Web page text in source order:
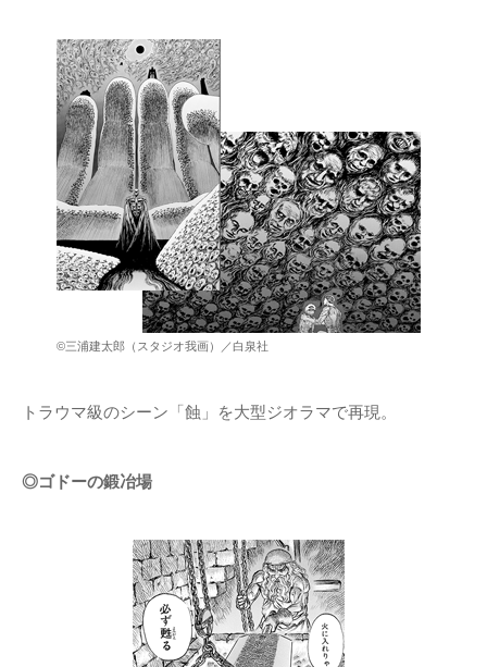
©三浦建太郎（スタジオ我画）／白泉社
トラウマ級のシーン「蝕」を大型ジオラマで再現。
◎ゴドーの鍛冶場